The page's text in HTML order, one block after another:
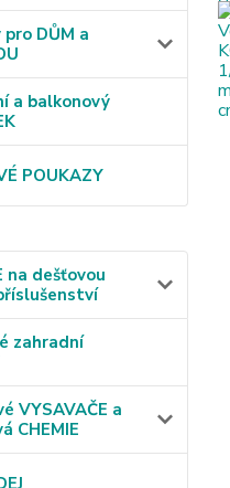
DŮM a
a balkonový
POUKAZY
na dešťovou
zahradní
VYSAVAČE a
CHEMIE